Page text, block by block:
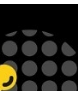
ein Blind Date